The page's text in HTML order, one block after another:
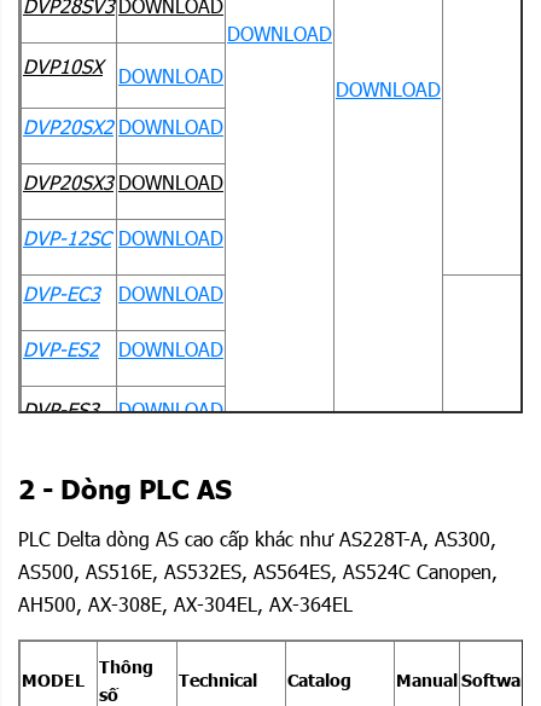
DOWNLOAD
DOWNLOAD
DVP10SX
DOWNLOAD
DVP20SX2 DOWNLOAD
DVP20SX3 DOWNLOAD
DVP-12SC DOWNLOAD
DVP-EC3 DOWNLOAD
DVP-ES2 DOWNLOAD
DVP-ES3 DOWNLOAD
DVP-EH3 DOWNLOAD
DVP-20PM DOWNLOADDOWNLOAD
DVP10MC DOWNLOADDOWNLOAD
2 - Dòng PLC AS
PLC Delta dòng AS cao cấp khác như AS228T-A, AS300,
AS500, AS516E, AS532ES, AS564ES, AS524C Canopen,
AH500, AX-308E, AX-304EL, AX-364EL
MODEL
Thông
số
Technical Catalog ManualSoftware